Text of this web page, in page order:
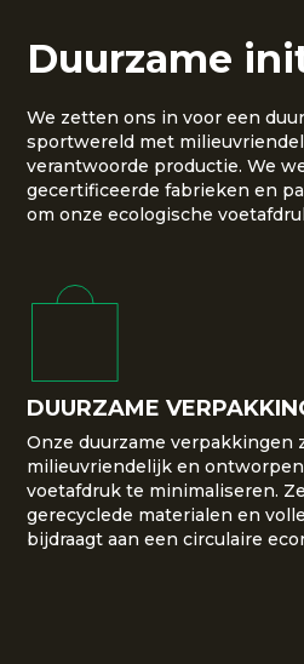
Duurzame
We zetten ons in voor een
sportwereld met
verantwoorde productie. We
gecertificeerde fabrieken en
om onze ecologische
DUURZAME
Onze duurzame verpakkingen
milieuvriendelijk en
voetafdruk te minimaliseren.
gerecyclede materialen en
bijdraagt aan een circulaire